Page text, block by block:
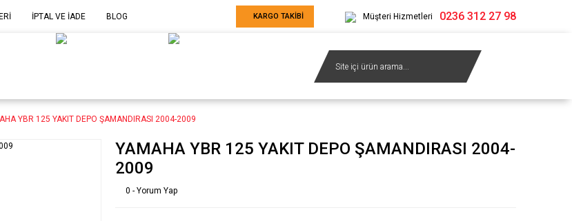
İPTAL VE İADE BLOG KARGO TAKİBİ Müşteri Hizmetleri 0236 312 27 98
YBR 125 YAKIT DEPO ŞAMANDIRASI 2004-2009
YAMAHA YBR 125 YAKIT DEPO ŞAMANDIRASI 2004-
2009
0 - Yorum Yap